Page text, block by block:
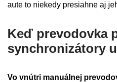
aute to niekedy presiahne aj
Keď prevodovka
synchronizátory
Vo vnútri manuálnej